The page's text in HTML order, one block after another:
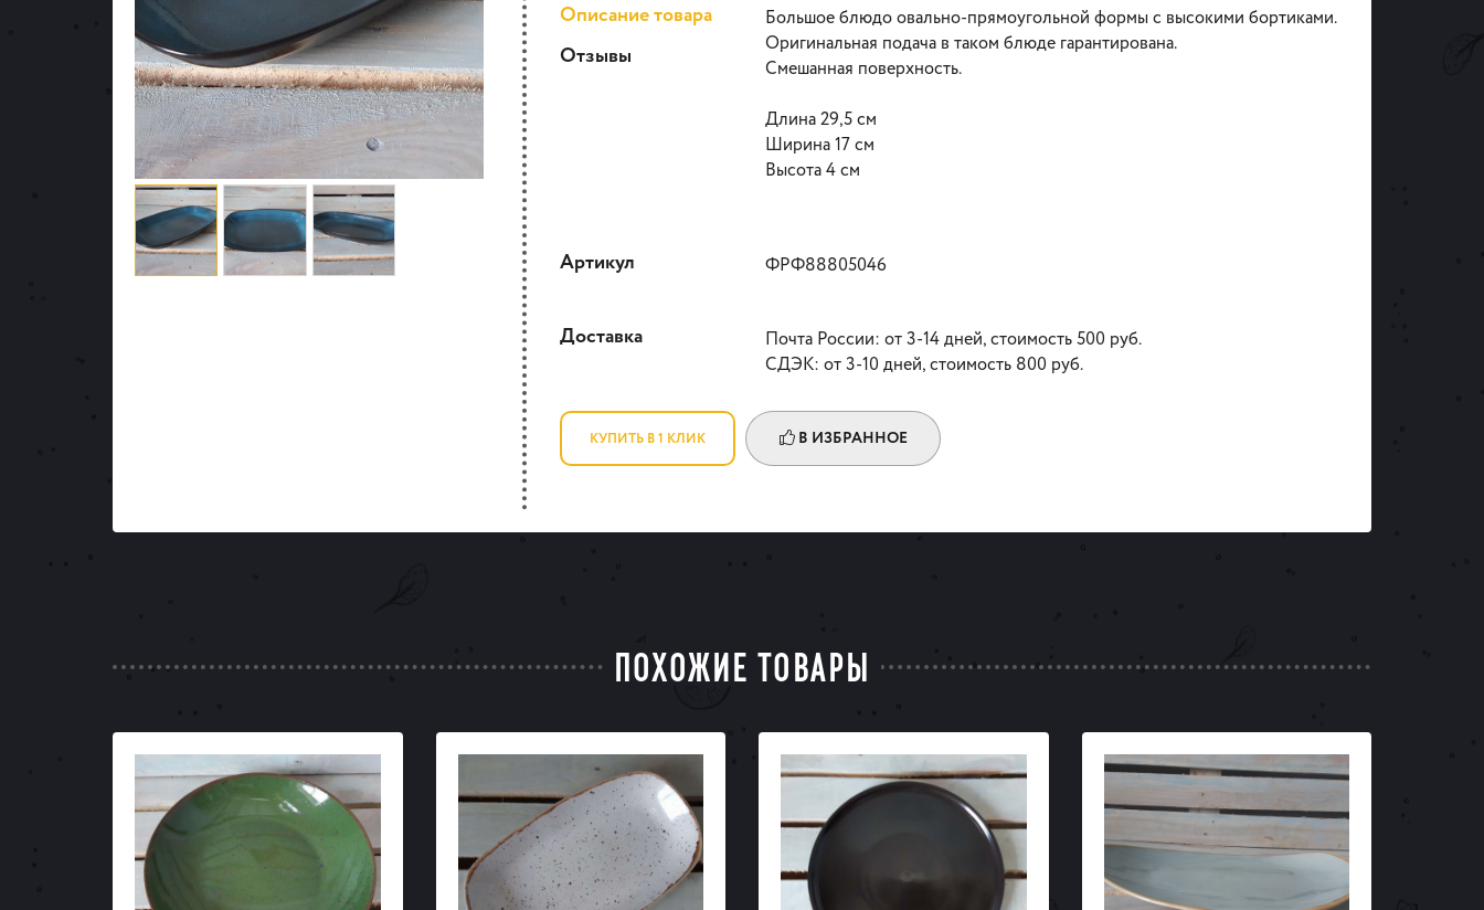
Описание товара
Отзывы
Большое блюдо овально-прямоугольной формы с высокими бортиками.
Оригинальная подача в таком блюде гарантирована.
Смешанная поверхность.
Длина 29,5 см
Ширина 17 см
Высота 4 см
Артикул ФРФ88805046
Доставка
Почта России: от 3-14 дней, стоимость 500 руб.
СДЭК: от 3-10 дней, стоимость 800 руб.
КУПИТЬ В 1 КЛИК В ИЗБРАННОЕ
ПОХОЖИЕ ТОВАРЫ